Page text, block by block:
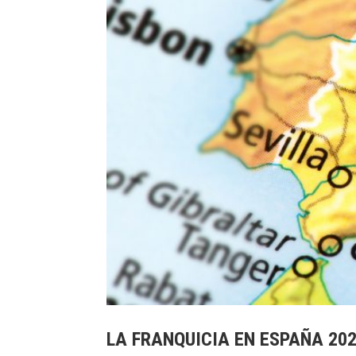
LA FRANQUICIA EN ESPAÑA